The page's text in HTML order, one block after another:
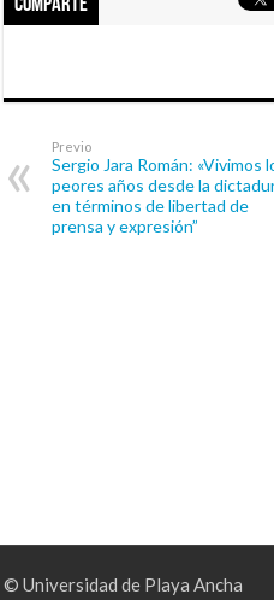
Comparte
Previo
Sergio Jara Román: «Vivimos
peores años desde la
en términos de libertad de
prensa y expresión”
© Universidad de Playa Ancha